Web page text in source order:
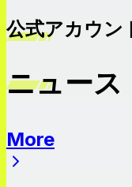
公式アカウン
ニュース
More